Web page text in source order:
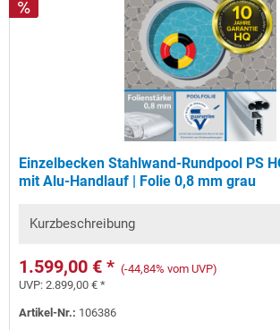
Einzelbecken Stahlwand-Rundpool PS
mit Alu-Handlauf | Folie 0,8 mm grau
Kurzbeschreibung
1.599,00 € * (-44,84% vom UVP)
UVP:2.899,00 € *
Artikel-Nr.: 106386